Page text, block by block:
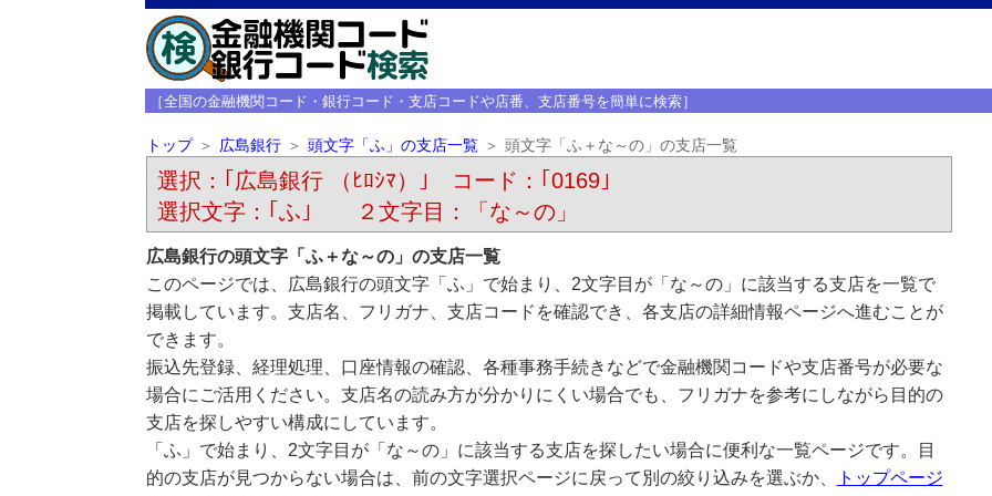
［全国の金融機関コード・銀行コード・支店コードや店番、支店番号を簡単に検索］
トップ 広島銀行 頭文字「ふ」の支店一覧 頭文字「ふ＋な～の」の支店一覧
選択：｢広島銀行 （ﾋﾛｼﾏ）｣ コード：｢0169｣
選択文字：｢ふ｣ ２文字目：「な～の」
広島銀行の頭文字「ふ＋な～の」の支店一覧
このページでは、広島銀行の頭文字「ふ」で始まり、2文字目が「な～の」に該当する支店を一覧で
掲載しています。支店名、フリガナ、支店コードを確認でき、各支店の詳細情報ページへ進むことが
できます。
振込先登録、経理処理、口座情報の確認、各種事務手続きなどで金融機関コードや支店番号が必要な
場合にご活用ください。支店名の読み方が分かりにくい場合でも、フリガナを参考にしながら目的の
支店を探しやすい構成にしています。
「ふ」で始まり、2文字目が「な～の」に該当する支店を探したい場合に便利な一覧ページです。目
的の支店が見つからない場合は、前の文字選択ページに戻って別の絞り込みを選ぶか、
トップページ